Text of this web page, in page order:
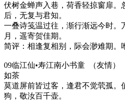
伏树金蝉声入巷，荷香轻掠窗扉。
后，无复与君知。
一叠诗笺温过往，渐行渐远今时。
月，遥寄贺佳期。
简评：相逢复相别，际会渺难期。
09临江仙•寿江南小书童 （友情）
如茶
莫道屏前皆过客，逢君不觉茕孤。
狗，敬汝百千壶。